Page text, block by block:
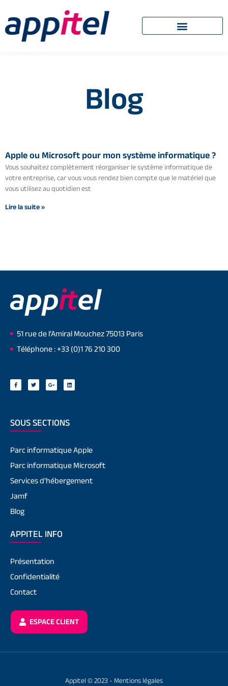
Blog
Apple ou Microsoft pour mon système informatique ?
Vous souhaitez complètement réorganiser le système informatique de
votre entreprise, car vous vous rendez bien compte que le matériel que
vous utilisez au quotidien est
Lire la suite »
51 rue de l’Amiral Mouchez 75013 Paris
Téléphone : +33 (0)1 76 210 300
SOUS SECTIONS
Parc informatique Apple
Parc informatique Microsoft
Services d’hébergement
Jamf
Blog
APPITEL INFO
Présentation
Confidentialité
Contact
ESPACE CLIENT
Appitel © 2023 - Mentions légales